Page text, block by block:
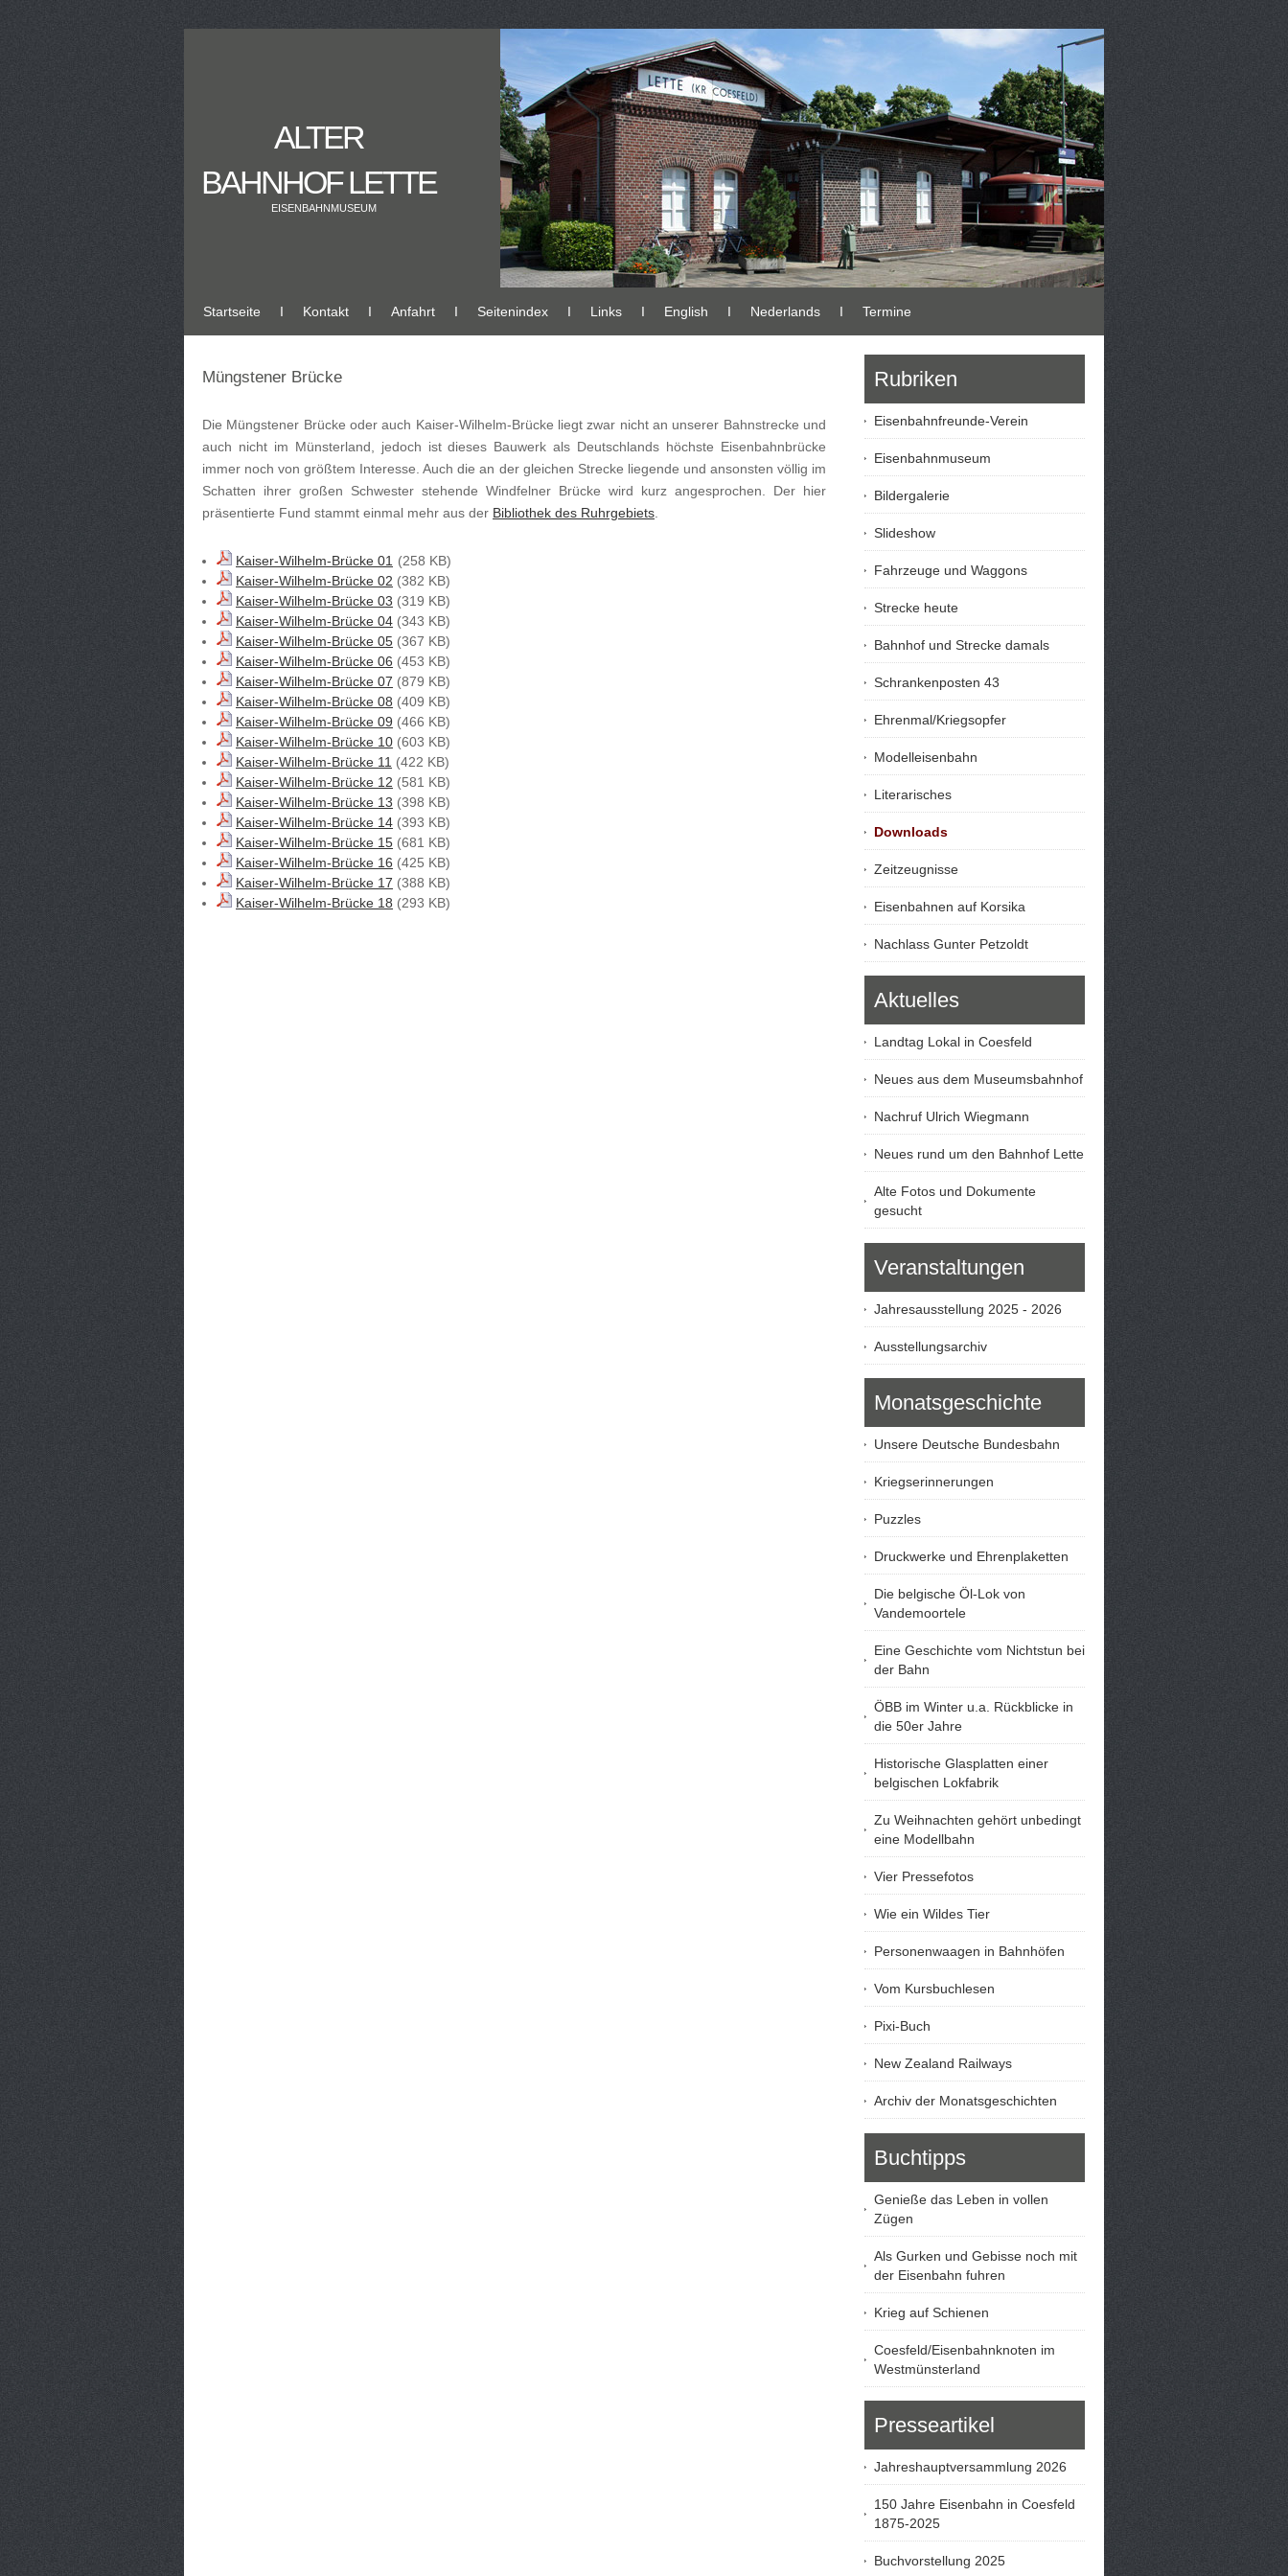
ALTER
BAHNHOF LETTE
EISENBAHNMUSEUM
Startseite Ι Kontakt Ι Anfahrt Ι Seitenindex Ι Links Ι English Ι Nederlands Ι Termine
Rubriken
Eisenbahnfreunde-Verein
Eisenbahnmuseum
Bildergalerie
Slideshow
Fahrzeuge und Waggons
Strecke heute
Bahnhof und Strecke damals
Schrankenposten 43
Ehrenmal/Kriegsopfer
Modelleisenbahn
Literarisches
Downloads
Zeitzeugnisse
Eisenbahnen auf Korsika
Nachlass Gunter Petzoldt
Aktuelles
Landtag Lokal in Coesfeld
Neues aus dem Museumsbahnhof
Nachruf Ulrich Wiegmann
Neues rund um den Bahnhof Lette
Alte Fotos und Dokumente
gesucht
Veranstaltungen
Jahresausstellung 2025 - 2026
Ausstellungsarchiv
Monatsgeschichte
Unsere Deutsche Bundesbahn
Kriegserinnerungen
Puzzles
Druckwerke und Ehrenplaketten
Die belgische Öl-Lok von
Vandemoortele
Eine Geschichte vom Nichtstun bei
der Bahn
ÖBB im Winter u.a. Rückblicke in
die 50er Jahre
Historische Glasplatten einer
belgischen Lokfabrik
Zu Weihnachten gehört unbedingt
eine Modellbahn
Vier Pressefotos
Wie ein Wildes Tier
Personenwaagen in Bahnhöfen
Vom Kursbuchlesen
Pixi-Buch
New Zealand Railways
Archiv der Monatsgeschichten
Buchtipps
Genieße das Leben in vollen
Zügen
Als Gurken und Gebisse noch mit
der Eisenbahn fuhren
Krieg auf Schienen
Coesfeld/Eisenbahnknoten im
Westmünsterland
Presseartikel
Jahreshauptversammlung 2026
150 Jahre Eisenbahn in Coesfeld
1875-2025
Buchvorstellung 2025
Müngstener Brücke
Die Müngstener Brücke oder auch Kaiser-Wilhelm-Brücke liegt zwar nicht an unserer Bahnstrecke und
auch nicht im Münsterland, jedoch ist dieses Bauwerk als Deutschlands höchste Eisenbahnbrücke
immer noch von größtem Interesse. Auch die an der gleichen Strecke liegende und ansonsten völlig im
Schatten ihrer großen Schwester stehende Windfelner Brücke wird kurz angesprochen. Der hier
präsentierte Fund stammt einmal mehr aus der Bibliothek des Ruhrgebiets
Kaiser-Wilhelm-Brücke 01 (258 KB)
Kaiser-Wilhelm-Brücke 02 (382 KB)
Kaiser-Wilhelm-Brücke 03 (319 KB)
Kaiser-Wilhelm-Brücke 04 (343 KB)
Kaiser-Wilhelm-Brücke 05 (367 KB)
Kaiser-Wilhelm-Brücke 06 (453 KB)
Kaiser-Wilhelm-Brücke 07 (879 KB)
Kaiser-Wilhelm-Brücke 08 (409 KB)
Kaiser-Wilhelm-Brücke 09 (466 KB)
Kaiser-Wilhelm-Brücke 10 (603 KB)
Kaiser-Wilhelm-Brücke 11 (422 KB)
Kaiser-Wilhelm-Brücke 12 (581 KB)
Kaiser-Wilhelm-Brücke 13 (398 KB)
Kaiser-Wilhelm-Brücke 14 (393 KB)
Kaiser-Wilhelm-Brücke 15 (681 KB)
Kaiser-Wilhelm-Brücke 16 (425 KB)
Kaiser-Wilhelm-Brücke 17 (388 KB)
Kaiser-Wilhelm-Brücke 18 (293 KB)